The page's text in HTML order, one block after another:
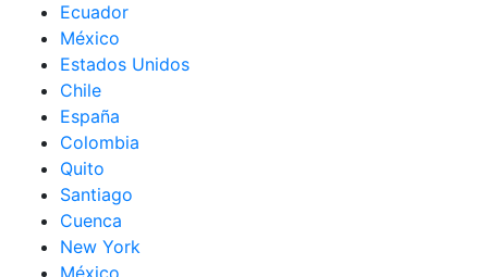
Ecuador
México
Estados Unidos
Chile
España
Colombia
Quito
Santiago
Cuenca
New York